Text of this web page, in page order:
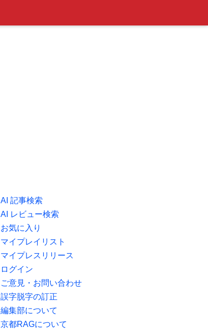
AI 記事検索
AI レビュー検索
お気に入り
マイプレイリスト
マイプレスリリース
ログイン
ご意見・お問い合わせ
誤字脱字の訂正
編集部について
京都RAGについて